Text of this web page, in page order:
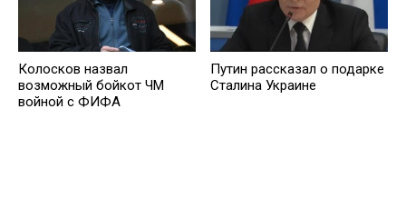
Колосков назвал
возможный бойкот ЧМ
войной с ФИФА
Путин рассказал о подарке
Сталина Украине